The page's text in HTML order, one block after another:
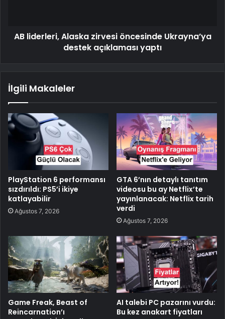
AB liderleri, Alaska zirvesi öncesinde Ukrayna’ya
destek açıklaması yaptı
İlgili Makaleler
PlayStation 6 performansı
sızdırıldı: PS5’i ikiye
katlayabilir
Ağustos 7, 2026
GTA 6’nın detaylı tanıtım
videosu bu ay Netflix’te
yayınlanacak: Netflix tarih
verdi
Ağustos 7, 2026
Game Freak, Beast of
Reincarnation’ı
AI talebi PC pazarını vurdu:
Bu kez anakart fiyatları